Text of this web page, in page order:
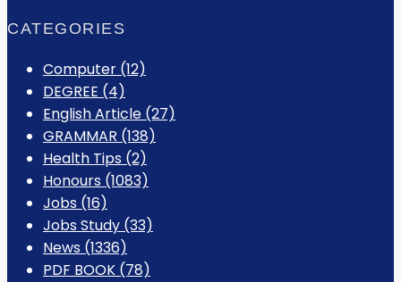
CATEGORIES
Computer (12)
DEGREE (4)
English Article (27)
GRAMMAR (138)
Health Tips (2)
Honours (1083)
Jobs (16)
Jobs Study (33)
News (1336)
PDF BOOK (78)